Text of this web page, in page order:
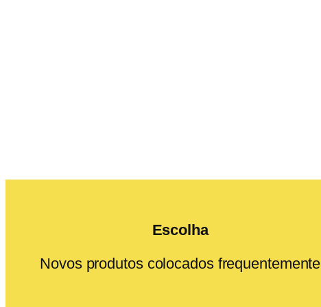
Escolha
Novos produtos colocados frequentemente